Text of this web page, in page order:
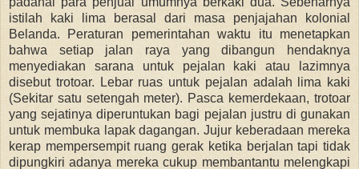
istilah kaki lima berasal dari masa penjajahan kolonial
Belanda. Peraturan pemerintahan waktu itu menetapkan
bahwa setiap jalan raya yang dibangun hendaknya
menyediakan sarana untuk pejalan kaki atau lazimnya
disebut trotoar. Lebar ruas untuk pejalan adalah lima kaki
(Sekitar satu setengah meter). Pasca kemerdekaan, trotoar
yang sejatinya diperuntukan bagi pejalan justru di gunakan
untuk membuka lapak dagangan. Jujur keberadaan mereka
kerap mempersempit ruang gerak ketika berjalan tapi tidak
dipungkiri adanya mereka cukup membantantu melengkapi